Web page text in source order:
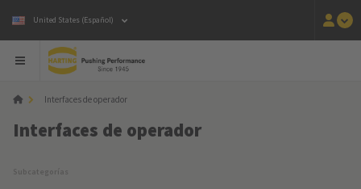
United States (Español)
Interfaces de operador
Interfaces de operador
Subcategorías